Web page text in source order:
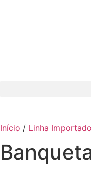
Início / Linha